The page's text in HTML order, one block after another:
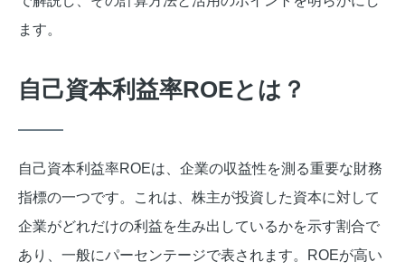
ます。
自己資本利益率ROEとは？
自己資本利益率ROEは、企業の収益性を測る重要な財務
指標の一つです。これは、株主が投資した資本に対して
企業がどれだけの利益を生み出しているかを示す割合で
あり、一般にパーセンテージで表されます。ROEが高い